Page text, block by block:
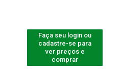
Faça seu login ou
cadastre-se para
ver preços e
comprar